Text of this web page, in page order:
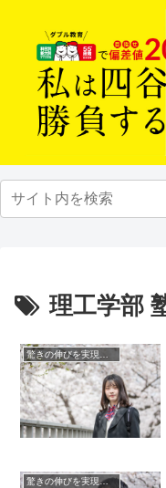
理工学部
驚きの伸びを実現｜先輩列伝